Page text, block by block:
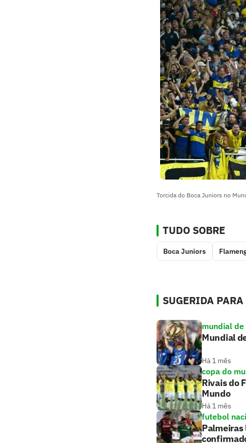
Torcida do Boca Juniors no
TUDO SOBRE
Boca Juniors
SUGERIDA PARA
mundial
Mundial
Há 1 mês
copa do
Rivais do
Mundo
Há 1 mês
futebol
Palmeiras